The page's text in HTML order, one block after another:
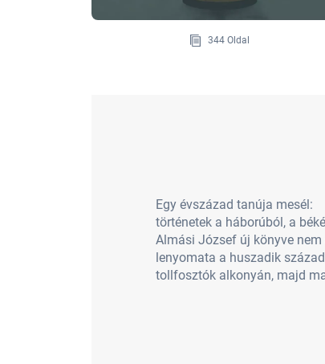
344 Oldal
Egy évszázad tanúja mesél:
történetek a háborúból, a
Almási József új könyve nem
lenyomata a huszadik
tollfosztók alkonyán, majd